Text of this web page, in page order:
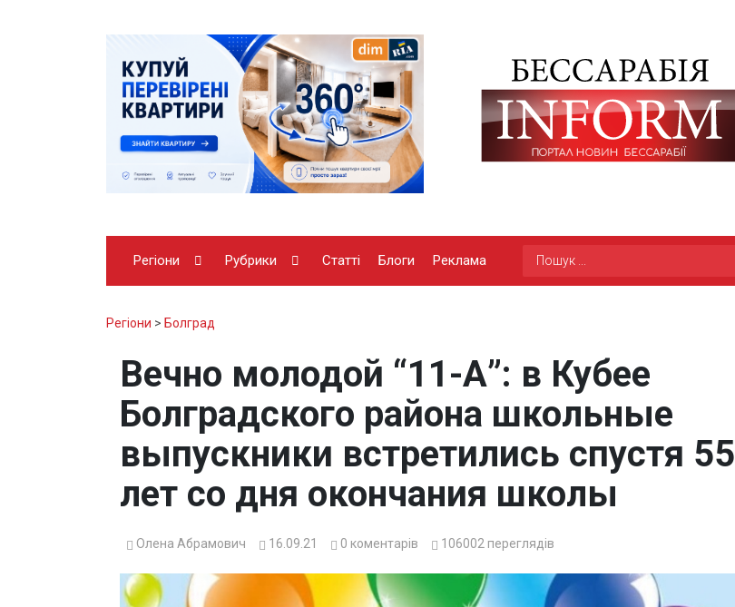
Регіони Рубрики Статті Блоги Реклама
Регіони > Болград
Вечно молодой “11-А”: в Кубее
Болградского района школьные
выпускники встретились спустя 55
лет со дня окончания школы
Олена Абрамович 16.09.21 0 коментарів 106002 переглядів